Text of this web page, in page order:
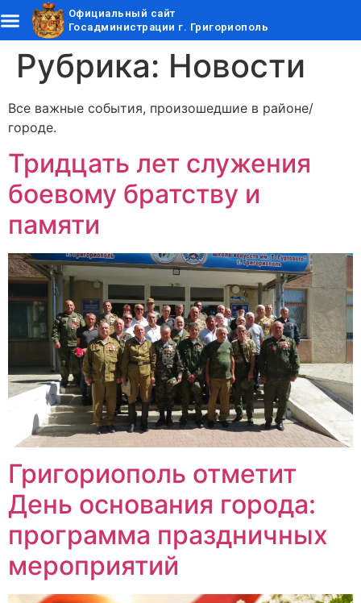
Официальный сайт
Госадминистрации г. Григориополь
Рубрика: Новости
Все важные события, произошедшие в районе/
городе.
Тридцать лет служения
боевому братству и
памяти
Григориополь отметит
День основания города:
программа праздничных
мероприятий